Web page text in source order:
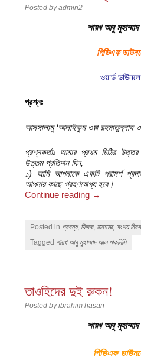
Posted byadmin2
শায়খ আবু
পিডিএফ
ওয়ার্ড
প্রশ্নঃ
আসসালামু ‘আলাইকুম ওয়া রহমাতুল্লাহ
প্রশ্নকর্তাঃ আমার প্রথম চিঠির
উত্তম প্রতিদান দিন,
১) আমি আপনাকে একটি পরামর্শ
আপনার কাছে গ্রহণযোগ্য হবে।
Continue reading →
Posted in প্রবন্ধ, ফিকর, মানহাজ, সংশয়
Tagged শায়খ আবু মুহাম্মাদ আল মাকদিসি
তাওহিদের দুই রুকন!
Posted byibrahim hasan
শায়খ আবু
পিডিএফ